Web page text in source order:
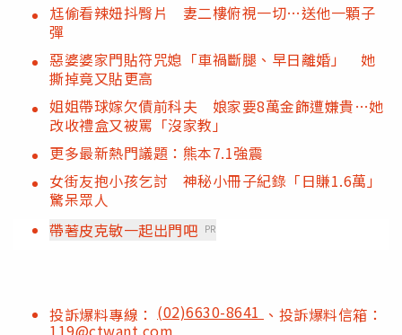
尪偷看辣妞抖臀片 妻二樓俯視一切…送他一顆子
彈
惡婆婆家門貼符咒媳「車禍斷腿、早日離婚」 她
撕掉竟又貼更高
姐姐帶球嫁欠債前科夫 娘家要8萬金飾遭嫌貴…她
改收禮盒又被罵「沒家教」
更多最新熱門議題：熊本7.1強震
女街友抱小孩乞討 神秘小冊子紀錄「日賺1.6萬」
驚呆眾人
帶著皮克敏一起出門吧 PR
投訴爆料專線： (02)6630-8641 、投訴爆料信箱：
119@ctwant.com